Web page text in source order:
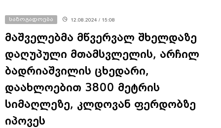
საზოგადოება 12.08.2024 / 15:08
მაშველებმა მწვერვალ შხელდაზე
დაღუპული მთამსვლელის, არჩილ
ბადრიაშვილის ცხედარი,
დაახლოებით 3800 მეტრის
სიმაღლეზე, კლდოვან ფერდობზე
იპოვეს